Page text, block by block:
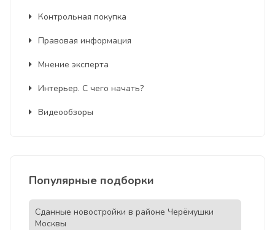
Контрольная покупка
Правовая информация
Мнение эксперта
Интерьер. С чего начать?
Видеообзоры
Популярные подборки
Сданные новостройки в районе Черёмушки
Москвы